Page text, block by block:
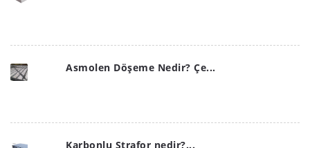
Asmolen Döşeme Nedir? Çe...
Karbonlu Strafor nedir?...